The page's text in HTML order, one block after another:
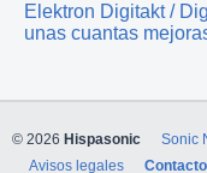
Elektron Digitakt /
unas cuantas
© 2026 Hispasonic Sonic
Avisos legales
Contacto